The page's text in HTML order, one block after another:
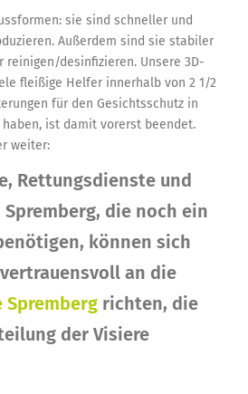
sie sind schneller und
Außerdem sind sie stabiler
reinigen/desinfizieren. Unsere 3D-
fleißige Helfer innerhalb von 2 1/2
für den Gesichtsschutz in
ist damit vorerst beendet.
weiter:
Rettungsdienste und
die noch ein
können sich
an die
richten, die
der Visiere